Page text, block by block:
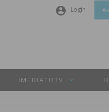
Login
Senha
IMEDIATOTV